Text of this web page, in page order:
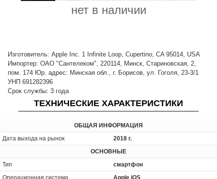
нет в наличии
Изготовитель: Apple Inc. 1 Infinite Loop, Cupertino, CA 95014, USA
Импортер: ОАО "Сантелеком", 220114, Минск, Стариновская, 2,
пом. 174 Юр. адрес: Минская обл., г. Борисов, ул. Гоголя, 23-3/1
УНП 691282396
Срок службы: 3 года
ТЕХНИЧЕСКИЕ ХАРАКТЕРИСТИКИ
ОБЩАЯ ИНФОРМАЦИЯ
Дата выхода на рынок
2018 г.
ОСНОВНЫЕ
Тип
смартфон